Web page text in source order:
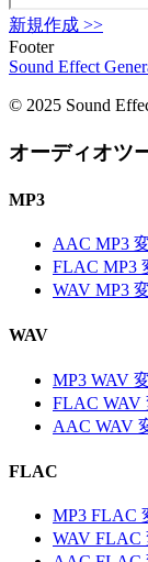
新規作成 >>
Footer
Sound Effect
© 2025 Sound
オーディオツ
MP3
AAC MP3
FLAC MP3
WAV MP3
WAV
MP3 WAV
FLAC WAV
AAC WAV
FLAC
MP3 FLAC
WAV FLAC